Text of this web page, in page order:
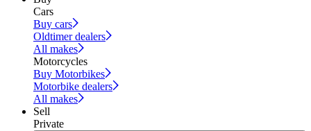
Cars
Buy cars
Oldtimer dealers
All makes
Motorcycles
Buy Motorbikes
Motorbike dealers
All makes
Sell
Private